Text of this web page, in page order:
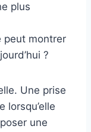
plus
peut montrer
?
Une prise
lorsqu’elle
une